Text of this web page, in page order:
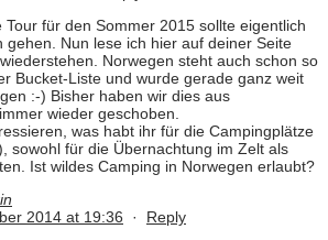
Tour für den Sommer 2015 sollte eigentlich
gehen. Nun lese ich hier auf deiner Seite
Norwegen steht auch schon so
Bucket-Liste und wurde gerade ganz weit
:-) Bisher haben wir dies aus
wieder geschoben.
was habt ihr für die Campingplätze
sowohl für die Übernachtung im Zelt als
Ist wildes Camping in Norwegen erlaubt?
2014 at 19:36 · Reply